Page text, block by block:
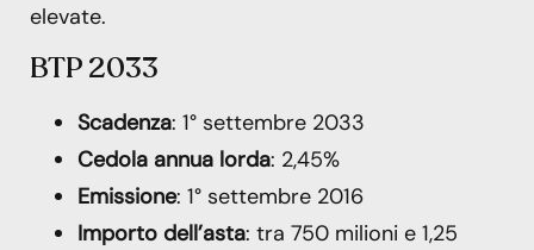
elevate.
BTP 2033
Scadenza: 1° settembre 2033
Cedola annua lorda: 2,45%
Emissione: 1° settembre 2016
Importo dell’asta: tra 750 milioni e 1,25